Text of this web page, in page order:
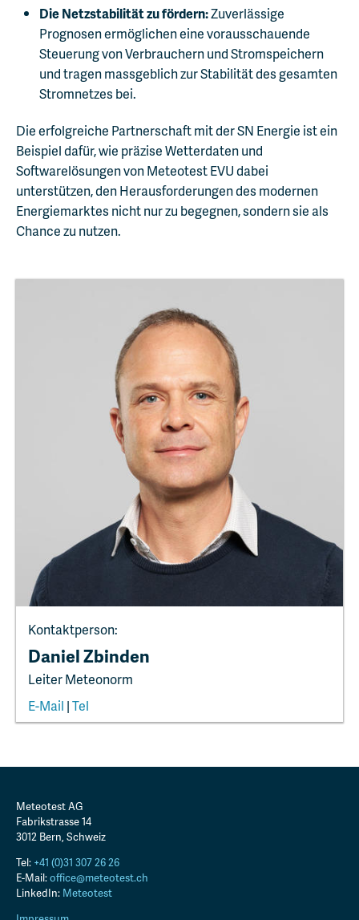
Die Netzstabilität zu fördern:Zuverlässige
Prognosen ermöglichen eine vorausschauende
Steuerung von Verbrauchern und Stromspeichern
und tragen massgeblich zur Stabilität des gesamten
Stromnetzes bei.
Die erfolgreiche Partnerschaft mit der SN Energie ist ein
Beispiel dafür, wie präzise Wetterdaten und
Softwarelösungen von Meteotest EVU dabei
unterstützen, den Herausforderungen des modernen
Energiemarktes nicht nur zu begegnen, sondern sie als
Chance zu nutzen.
Kontaktperson:
Daniel Zbinden
Leiter Meteonorm
E-Mail |Tel
Meteotest AG
Fabrikstrasse 14
3012 Bern, Schweiz
Tel: +41 (0)31 307 26 26
E-Mail:office@meteotest.ch
LinkedIn: Meteotest